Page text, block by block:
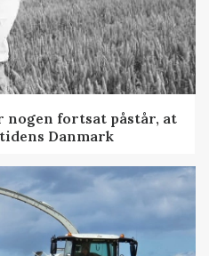
nogen fortsat påstår, at
Danmark